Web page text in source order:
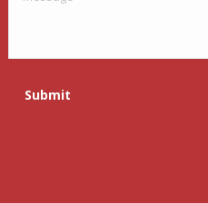
Submit